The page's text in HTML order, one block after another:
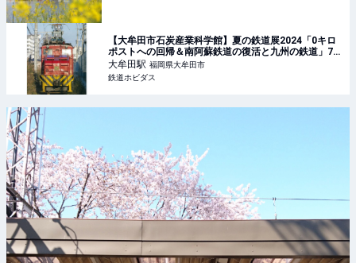
【大牟田市石炭産業科学館】夏の鉄道展2024「0キロ
ポストへの回帰＆南阿蘇鉄道の復活と九州の鉄道」7月
20日より開催 | 鉄道ホビダス
大牟田駅 福岡県大牟田市
鉄道ホビダス